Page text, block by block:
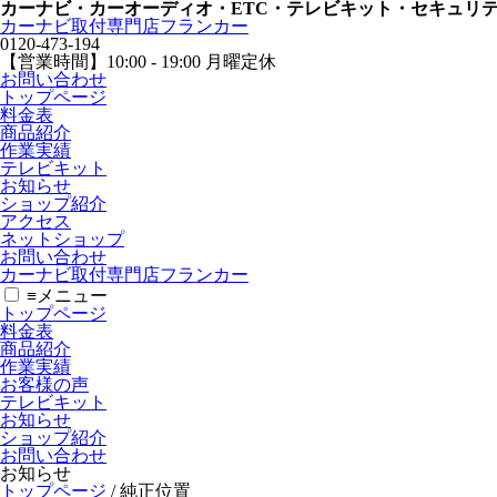
カーナビ・カーオーディオ・ETC・テレビキット・セキュリ
カーナビ取付専⾨店フランカー
0120-473-194
【営業時間】 10:00 - 19:00 月曜定休
お問い合わせ
トップページ
料金表
商品紹介
作業実績
テレビキット
お知らせ
ショップ紹介
アクセス
ネットショップ
お問い合わせ
カーナビ取付専⾨店フランカー
≡ メニュー
トップページ
料金表
商品紹介
作業実績
お客様の声
テレビキット
お知らせ
ショップ紹介
お問い合わせ
お知らせ
トップページ /純正位置